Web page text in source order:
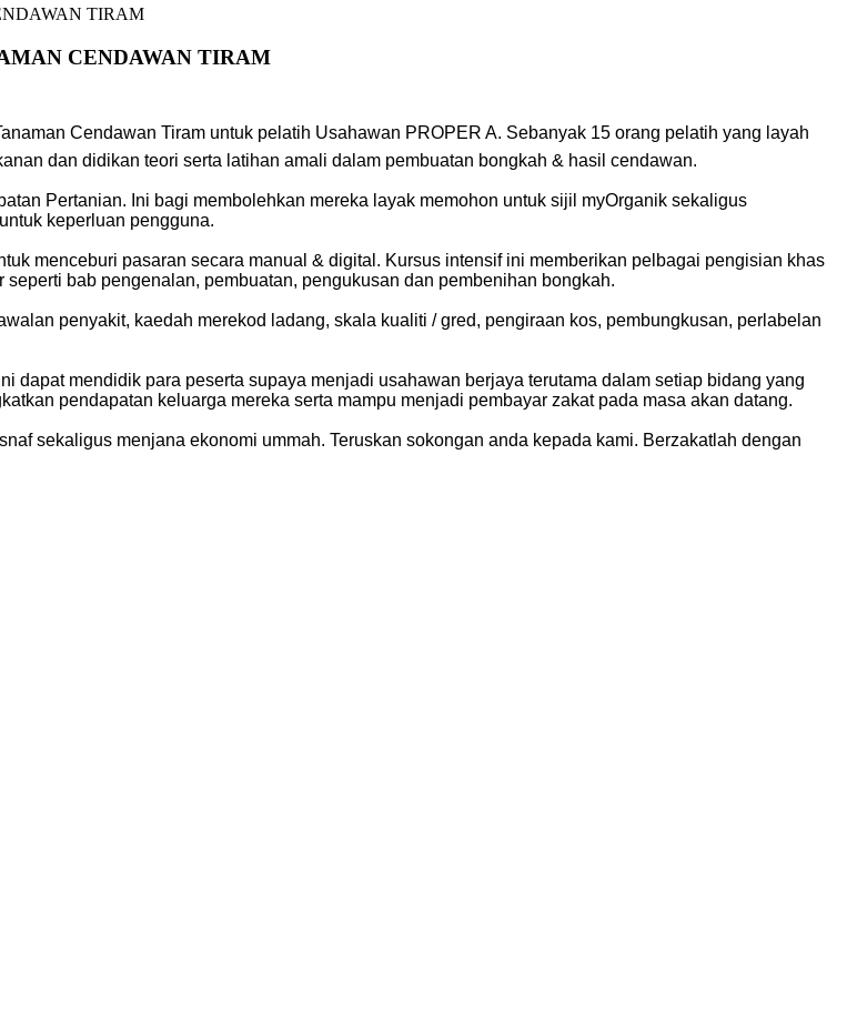
TIRAM
CENDAWAN TIRAM
Cendawan Tiram untuk pelatih Usahawan PROPER A. Sebanyak 15 orang pelatih yang layah
dan didikan teori serta latihan amali dalam pembuatan bongkah & hasil cendawan.
Pertanian. Ini bagi membolehkan mereka layak memohon untuk sijil myOrganik sekaligus
keperluan pengguna.
menceburi pasaran secara manual & digital. Kursus intensif ini memberikan pelbagai pengisian khas
bab pengenalan, pembuatan, pengukusan dan pembenihan bongkah.
penyakit, kaedah merekod ladang, skala kualiti / gred, pengiraan kos, pembungkusan, perlabelan
dapat mendidik para peserta supaya menjadi usahawan berjaya terutama dalam setiap bidang yang
pendapatan keluarga mereka serta mampu menjadi pembayar zakat pada masa akan datang.
sekaligus menjana ekonomi ummah. Teruskan sokongan anda kepada kami. Berzakatlah dengan